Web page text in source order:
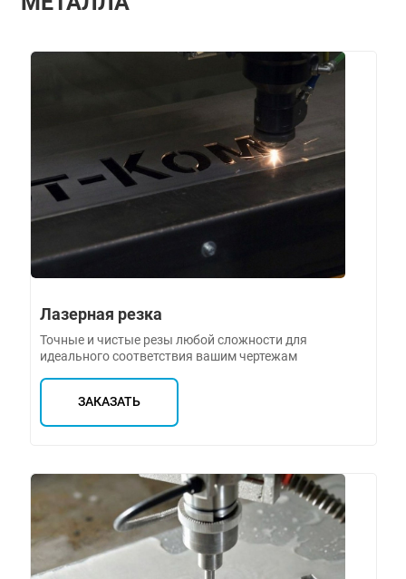
Лазерная резка
Точные и чистые резы любой сложности для
идеального соответствия вашим чертежам
ЗАКАЗАТЬ